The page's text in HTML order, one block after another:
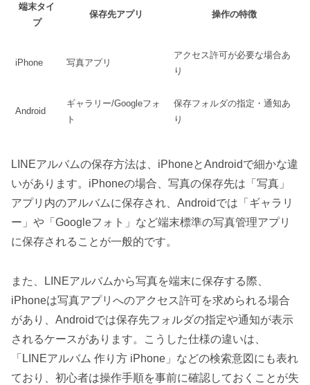
端末タイ
プ
保存先アプリ 操作の特徴
iPhone 写真アプリ
アクセス許可が必要な場合あ
り
Android
ギャラリー/Googleフォ
ト
保存フォルダの指定・通知あ
り
LINEアルバムの保存方法は、iPhoneとAndroidで細かな違
いがあります。iPhoneの場合、写真の保存先は「写真」
アプリ内のアルバムに保存され、Androidでは「ギャラリ
ー」や「Googleフォト」など端末標準の写真管理アプリ
に保存されることが一般的です。
また、LINEアルバムから写真を端末に保存する際、
iPhoneは写真アプリへのアクセス許可を求められる場合
があり、Androidでは保存先フォルダの指定や通知が表示
されるケースがあります。こうした仕様の違いは、
「LINEアルバム 作り方 iPhone」などの検索意図にも表れ
ており、初心者は操作手順を事前に確認しておくことが失